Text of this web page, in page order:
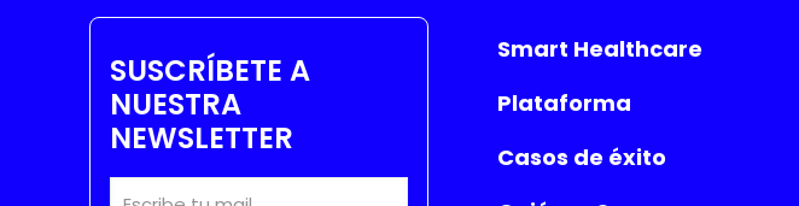
SUSCRÍBETE A
NUESTRA
NEWSLETTER
Smart Healthcare
Plataforma
Casos de éxito